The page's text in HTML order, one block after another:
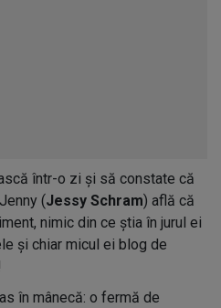
într-o zi și să constate că
(Jessy Schram) află că
nimic din ce știa în jurul ei
și chiar micul ei blog de
în mânecă: o fermă de